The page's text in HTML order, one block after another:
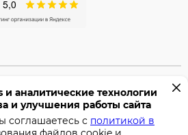
С. Все права защищены.
конфиденциальности
аналитические технологии
и улучшения работы сайта
соглашаетесь с политикой в